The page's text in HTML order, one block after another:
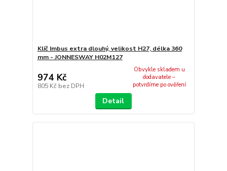
Klíč Imbus extra dlouhý, velikost H27, délka 360
mm - JONNESWAY H02M127
974 Kč
805 Kč bez DPH
Obvykle skladem u
dodavatele –
potvrdíme po ověření
Detail